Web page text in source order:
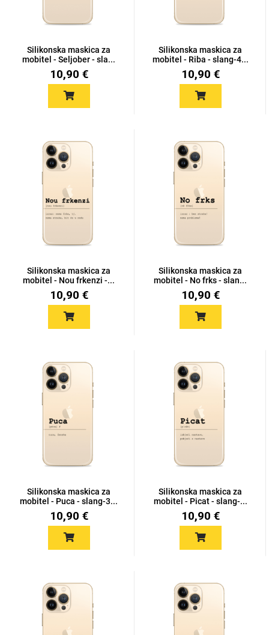
Silikonska maskica za
mobitel - Seljober - sla...
10,90 €
Silikonska maskica za
mobitel - Riba - slang-4...
10,90 €
Silikonska maskica za
mobitel - Nou frkenzi -...
10,90 €
Silikonska maskica za
mobitel - No frks - slan...
10,90 €
Silikonska maskica za
mobitel - Puca - slang-3...
10,90 €
Silikonska maskica za
mobitel - Picat - slang-...
10,90 €
MarbleMania
Sportski motivi Obiteljski motivi